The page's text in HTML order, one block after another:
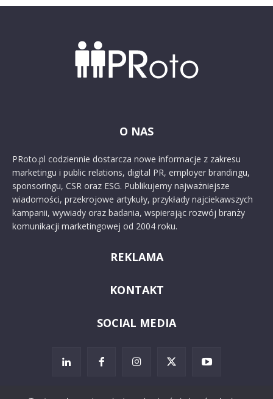
O NAS
PRoto.pl codziennie dostarcza nowe informacje z zakresu
marketingu i public relations, digital PR, employer brandingu,
sponsoringu, CSR oraz ESG. Publikujemy najważniejsze
wiadomości, przekrojowe artykuły, przykłady najciekawszych
kampanii, wywiady oraz badania, wspierając rozwój branży
komunikacji marketingowej od 2004 roku.
REKLAMA
KONTAKT
SOCIAL MEDIA